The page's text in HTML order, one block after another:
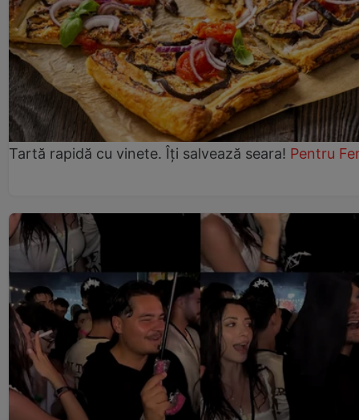
Tartă rapidă cu vinete. Îți salvează seara! Pentru